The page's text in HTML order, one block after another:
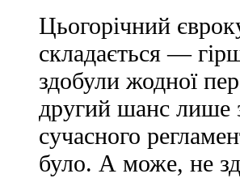
Цьогорічний
складається —
здобули жодної
другий шанс лише
сучасного
було. А може, не